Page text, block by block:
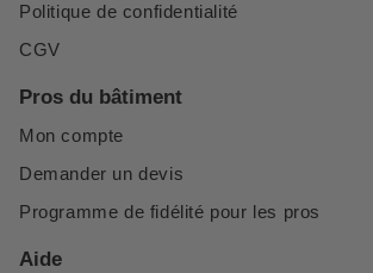
Politique de confidentialité
CGV
Pros du bâtiment
Mon compte
Demander un devis
Programme de fidélité pour les pros
Aide